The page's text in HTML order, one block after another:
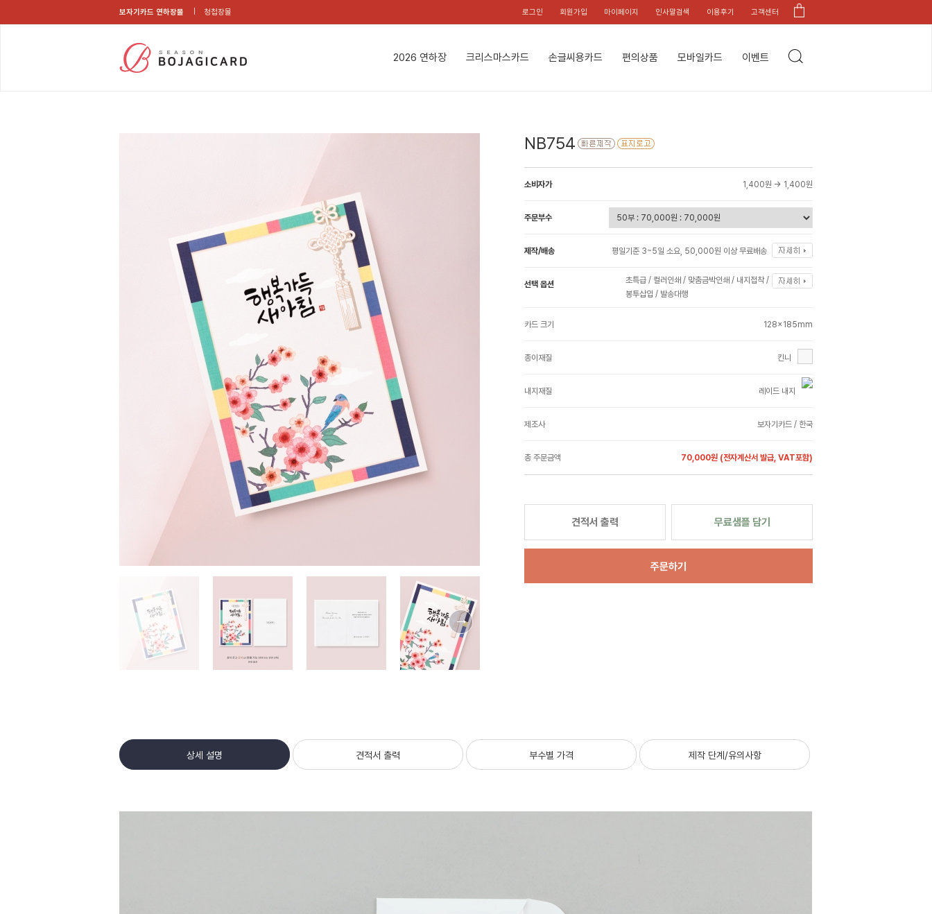
보자기카드 연하장몰 청첩장몰 로그인 회원가입 마이페이지 인사말검색 이용후기 고객센터
2026 연하장 크리스마스카드 손글씨용카드 편의상품 모바일카드 이벤트
NB754
소비자가 1,400원 → 1,400원
주문부수
제작/배송 평일기준 3~5일 소요, 50,000원 이상 무료배송
선택 옵션
초특급 / 컬러인쇄 / 맞춤금박인쇄 / 내지접착 /
봉투삽입 / 발송대행
카드 크기 128x185mm
종이재질 킨니
내지재질 레이드 내지
제조사 보자기카드 / 한국
총 주문금액 70,000원 (전자계산서 발급, VAT포함)
견적서 출력 무료샘플 담기
주문하기
상세 설명 견적서 출력 부수별 가격 제작 단계/유의사항